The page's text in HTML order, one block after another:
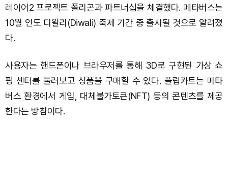
레이어2 프로젝트 폴리곤과 파트너십을 체결했다. 메타버스는
10월 인도 디왈리(Diwali) 축제 기간 중 출시될 것으로 알려졌
다.
사용자는 핸드폰이나 브라우저를 통해 3D로 구현된 가상 쇼
핑 센터를 둘러보고 상품을 구매할 수 있다. 플립카트는 메타
버스 환경에서 게임, 대체불가토큰(NFT) 등의 콘텐츠를 제공
한다는 방침이다.